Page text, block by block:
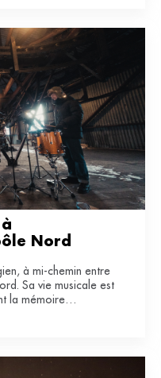
Nord
à mi-chemin entre
Sa vie musicale est
la mémoire